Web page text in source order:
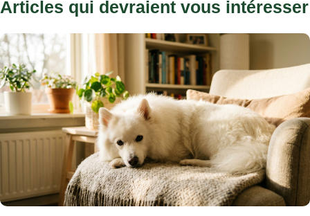
Articles qui devraient vous intéresser